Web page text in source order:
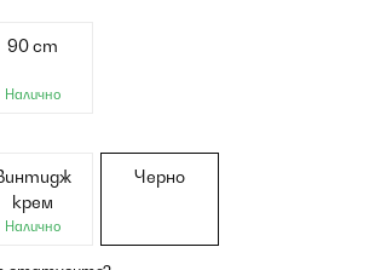
90 cm
Налично
крем
Налично
Черно